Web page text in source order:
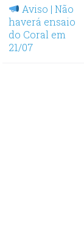
Aviso | Não
haverá ensaio
do Coral em
21/07